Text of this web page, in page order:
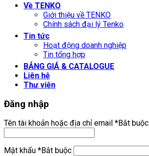
Về TENKO
Giới thiệu về TENKO
Chính sách đại lý Tenko
Tin tức
Hoạt động doanh nghiệp
Tin tổng hợp
BẢNG GIÁ & CATALOGUE
Liên hệ
Thư viện
Đăng nhập
Tên tài khoản hoặc địa chỉ email *Bắt buộc
Mật khẩu *Bắt buộc